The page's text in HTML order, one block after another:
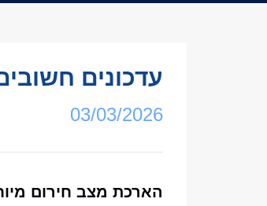
עדכונים
03/03/2026
הארכת מצב חירום מיוחד